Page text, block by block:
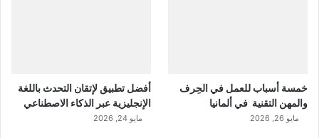
خمسة أسباب للعمل في الحِرف
والمهن التقنية في ألمانيا
مايو 26, 2026
أفضل تطبيق لإتقان التحدث باللغة
الإنجليزية عبر الذكاء الاصطناعي
مايو 24, 2026